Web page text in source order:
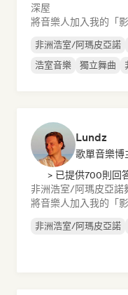
深屋
將音樂人加入我的「
非洲浩室/阿瑪皮亞諾
浩室音樂
獨立舞曲
Lundz
歌單音樂博
> 已提供700則回
非洲浩室/阿瑪皮亞諾
將音樂人加入我的「
非洲浩室/阿瑪皮亞諾